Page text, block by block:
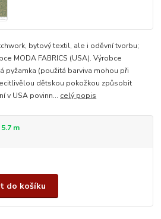
bytový textil, ale i oděvní tvorbu;
MODA FABRICS (USA). Výrobce
pyžamka (použitá barviva mohou při
dětskou pokožkou způsobit
v USA povinn... celý popis
m
do košíku